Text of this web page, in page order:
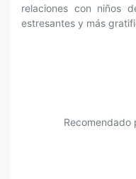
relaciones con niños
estresantes y más
Recomendado